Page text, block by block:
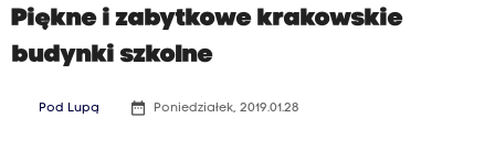
Piękne i zabytkowe krakowskie
budynki szkolne
Pod Lupą date_range Poniedziałek, 2019.01.28